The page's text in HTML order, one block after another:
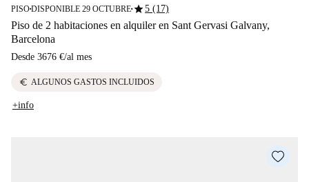
PISO■DISPONIBLE 29 OCTUBRE■star5 (17)
Piso de 2 habitaciones en alquiler en Sant Gervasi Galvany,
Barcelona
Desde 3676 €/al mes
euro ALGUNOS GASTOS INCLUIDOS
+info